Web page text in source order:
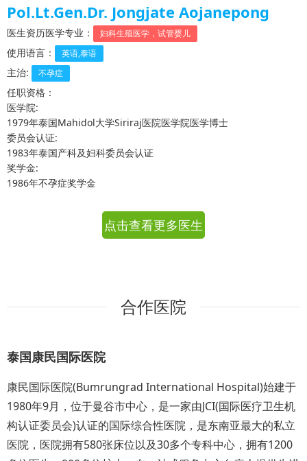
Pol.Lt.Gen.Dr. Jongjate Aojanepong
医生资历医学专业： 妇科生殖医学，试管婴儿
使用语言： 英语,泰语
主治: 不孕症
任职资格：
医学院:
1979年泰国Mahidol大学Siriraj医院医学院医学博士
委员会认证:
1983年泰国产科及妇科委员会认证
奖学金:
1986年不孕症奖学金
点击查看更多医生
合作医院
泰国康民国际医院
康民国际医院(Bumrungrad International Hospital)始建于
1980年9月，位于曼谷市中心，是一家由JCI(国际医疗卫生机
构认证委员会)认证的国际综合性医院，是东南亚最大的私立
医院，医院拥有580张床位以及30多个专科中心，拥有1200